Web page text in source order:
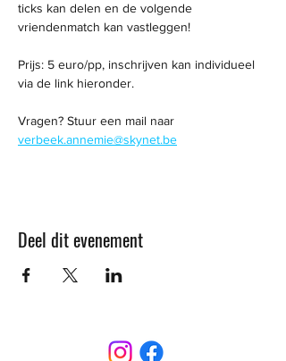
ticks kan delen en de volgende
vriendenmatch kan vastleggen!
Prijs: 5 euro/pp, inschrijven kan individueel
via de link hieronder.
Vragen? Stuur een mail naar
verbeek.annemie@skynet.be
Deel dit evenement